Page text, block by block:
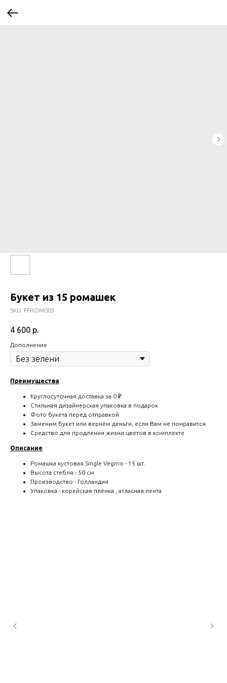
Букет из 15 ромашек
SKU: FFROM003
4 600 р.
Дополнение
Преимущества
Круглосуточная доставка за 0 ₽
Стильная дизайнерская упаковка в подарок
Фото букета перед отправкой
Заменим букет или вернём деньги, если Вам не понравится
Средство для продления жизни цветов в комплекте
Описание
Ромашка кустовая Single Vegmo - 15 шт.
Высота стебля - 50 см
Производство - Голландия
Упаковка - корейская плёнка , атласная лента